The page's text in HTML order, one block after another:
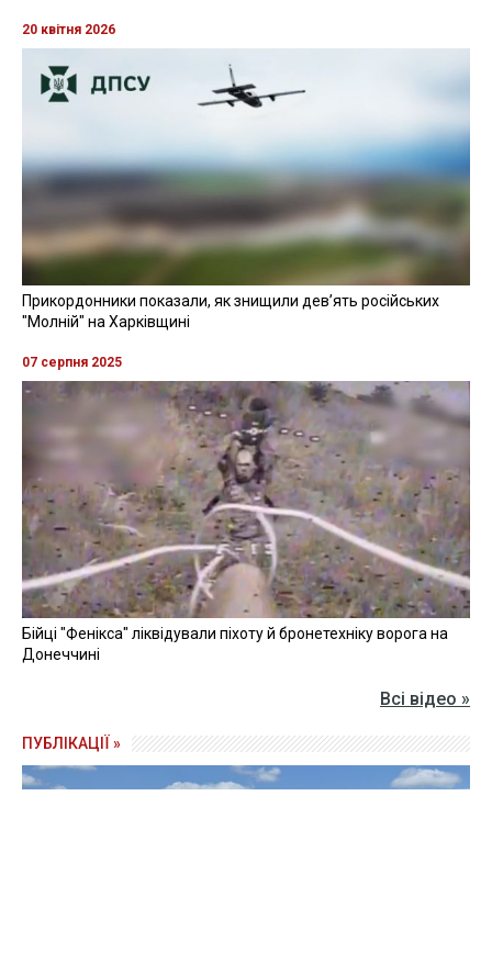
20 квітня 2026
Прикордонники показали, як знищили девʼять російських
"Молній" на Харківщині
07 серпня 2025
Бійці "Фенікса" ліквідували піхоту й бронетехніку ворога на
Донеччині
Всі відео »
ПУБЛІКАЦІЇ »